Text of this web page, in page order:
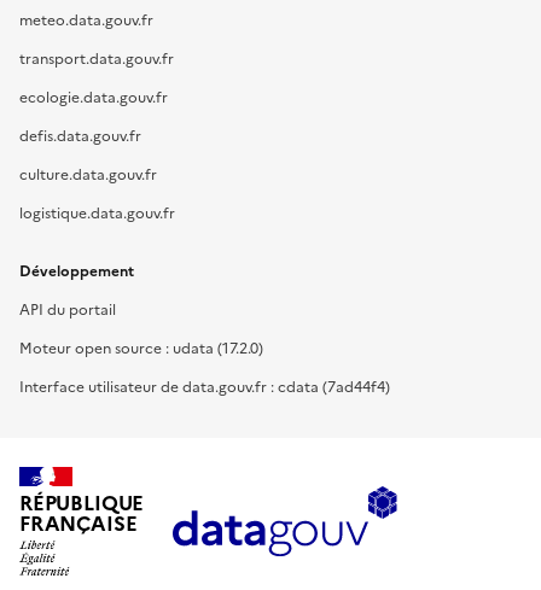
meteo.data.gouv.fr
transport.data.gouv.fr
ecologie.data.gouv.fr
defis.data.gouv.fr
culture.data.gouv.fr
logistique.data.gouv.fr
Développement
API du portail
Moteur open source : udata (17.2.0)
Interface utilisateur de data.gouv.fr : cdata (7ad44f4)
RÉPUBLIQUE
FRANÇAISE